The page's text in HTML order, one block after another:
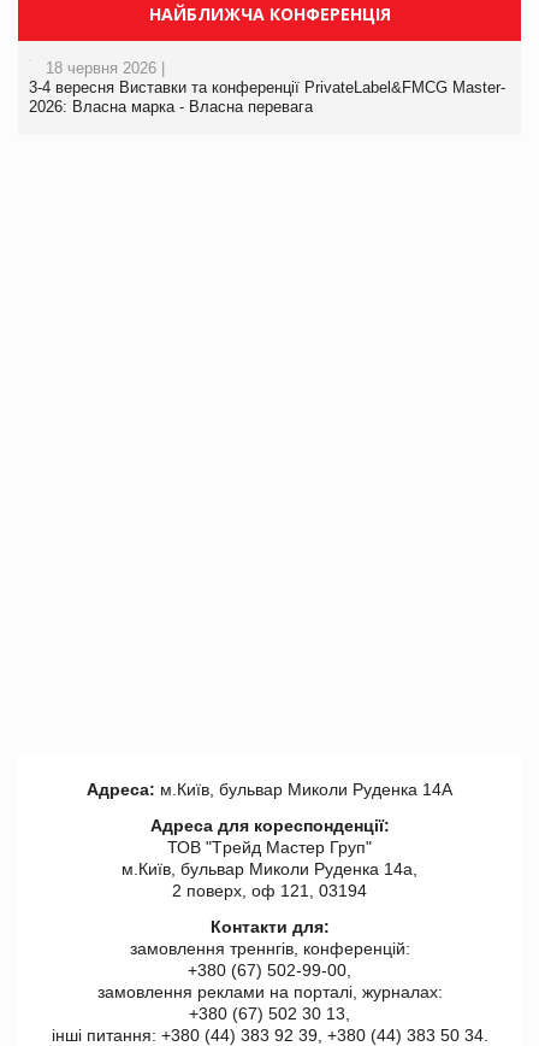
НАЙБЛИЖЧА КОНФЕРЕНЦІЯ
18 червня 2026 |
3-4 вересня Виставки та конференції PrivateLabel&FMCG Master-
2026: Власна марка - Власна перевага
Адреса: м.Київ, бульвар Миколи Руденка 14А
Адреса для кореспонденції:
ТОВ "Tрейд Мастер Груп"
м.Київ, бульвар Миколи Руденка 14а,
2 поверх, оф 121, 03194
Контакти для:
замовлення треннгів, конференцій:
+380 (67) 502-99-00,
замовлення реклами на порталі, журналах:
+380 (67) 502 30 13,
інші питання: +380 (44) 383 92 39, +380 (44) 383 50 34.